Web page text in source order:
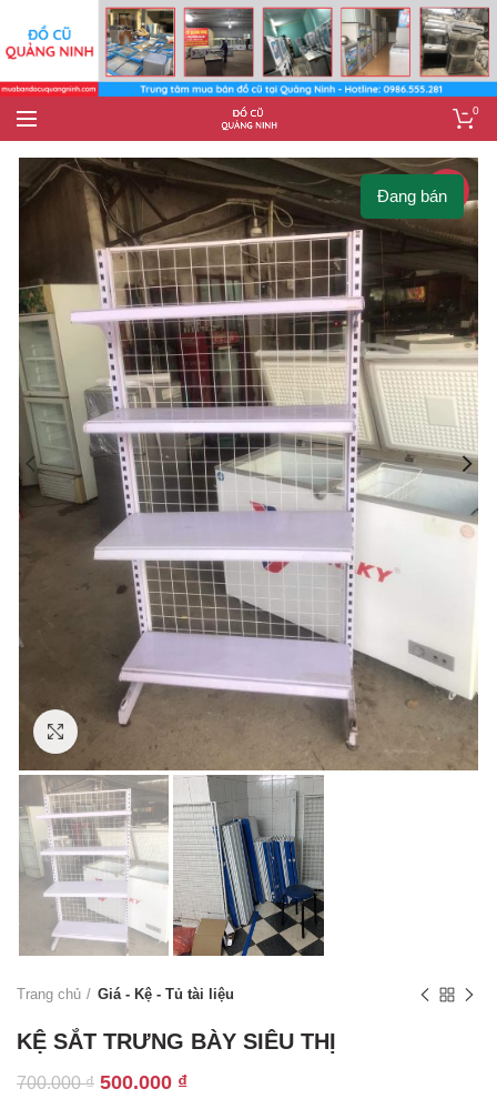
0
-29%
Click to enlarge
Đang bán
Trang chủ Giá - Kệ - Tủ tài liệu
KỆ SẮT TRƯNG BÀY SIÊU THỊ
700.000₫ Giá
500.000 ₫Giá